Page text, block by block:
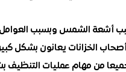
أشعة الشمس وبسبب العوامل
الخزانات يعانون بشكل
من مهام عمليات التنظيف